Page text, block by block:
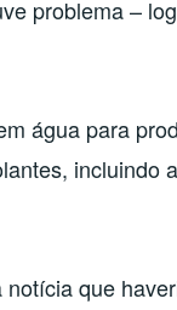
problema –
água para
incluindo
que